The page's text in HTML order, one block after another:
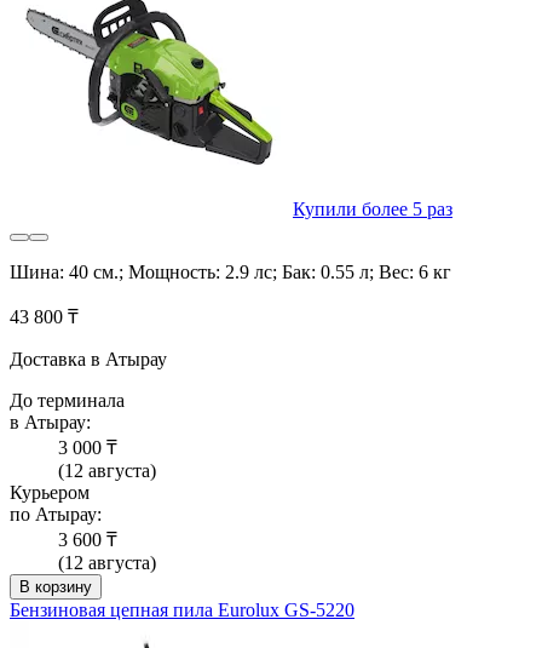
Купили более 5 раз
Шина: 40 см.; Мощность: 2.9 лс; Бак: 0.55 л; Вес: 6 кг
43 800 ₸
Доставка в Атырау
До терминала
в Атырау:
3 000 ₸
(12 августа)
Курьером
по Атырау:
3 600 ₸
(12 августа)
В корзину
Бензиновая цепная пила Eurolux GS-5220